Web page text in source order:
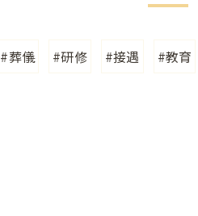
#葬儀 #研修 #接遇 #教育